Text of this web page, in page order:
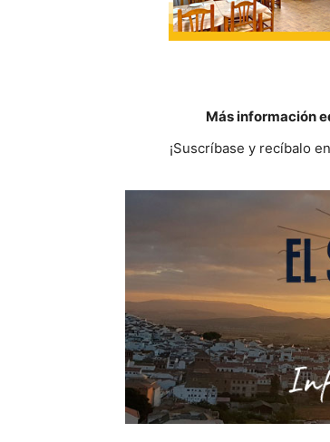
Más información
¡Suscríbase y recíbalo